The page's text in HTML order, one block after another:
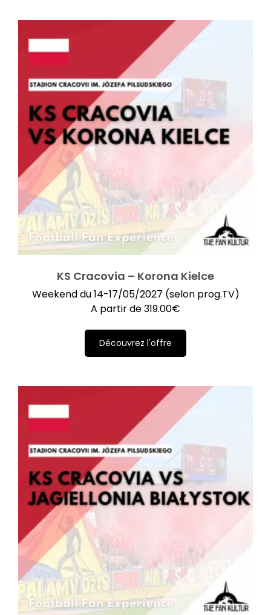
KS Cracovia – Korona Kielce
Weekend du 14-17/05/2027 (selon prog.TV)
A partir de319.00€
Découvrez l'offre